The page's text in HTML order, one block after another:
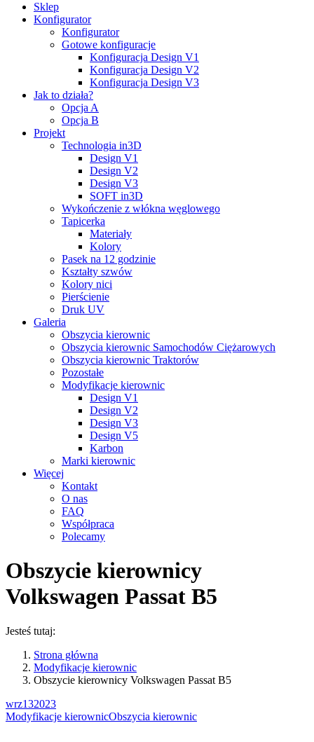
Sklep
Konfigurator
Konfigurator
Gotowe konfiguracje
Konfiguracja Design V1
Konfiguracja Design V2
Konfiguracja Design V3
Jak to działa?
Opcja A
Opcja B
Projekt
Technologia in3D
Design V1
Design V2
Design V3
SOFT in3D
Wykończenie z włókna węglowego
Tapicerka
Materiały
Kolory
Pasek na 12 godzinie
Kształty szwów
Kolory nici
Pierścienie
Druk UV
Galeria
Obszycia kierownic
Obszycia kierownic Samochodów Ciężarowych
Obszycia kierownic Traktorów
Pozostałe
Modyfikacje kierownic
Design V1
Design V2
Design V3
Design V5
Karbon
Marki kierownic
Więcej
Kontakt
O nas
FAQ
Współpraca
Polecamy
Obszycie kierownicy
Volkswagen Passat B5
Jesteś tutaj:
Strona główna
Modyfikacje kierownic
Obszycie kierownicy Volkswagen Passat B5
wrz132023
Modyfikacje kierownicObszycia kierownic